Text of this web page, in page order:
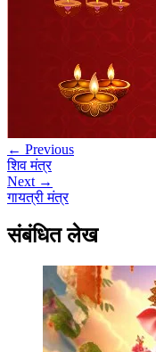
← Previous
शिव मंत्र
Next →
गायत्री मंत्र
संबंधित लेख